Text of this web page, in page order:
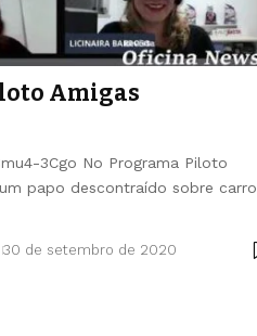
Amigas
3Cgo No Programa Piloto
papo descontraído sobre carro
30 de setembro de 2020